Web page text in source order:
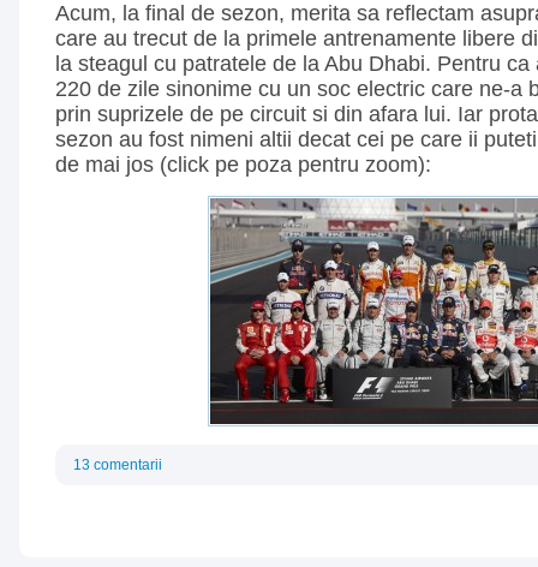
Acum, la final de sezon, merita sa reflectam
care au trecut de la primele antrenamente libere
la steagul cu patratele de la Abu Dhabi. Pentru
220 de zile sinonime cu un soc electric care ne-a
prin suprizele de pe circuit si din afara lui. Iar
sezon au fost nimeni altii decat cei pe care ii
de mai jos (click pe poza pentru zoom):
13 comentarii